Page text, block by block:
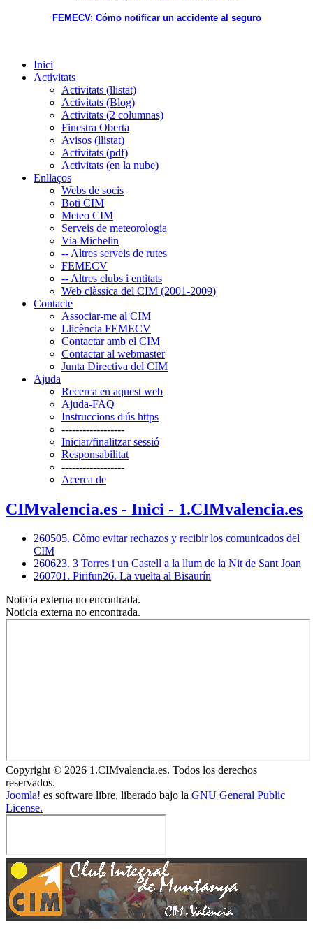
FEMECV: Cómo notificar un accidente al seguro
Inici
Activitats
Activitats (llistat)
Activitats (Blog)
Activitats (2 columnas)
Finestra Oberta
Avisos (llistat)
Activitats (pdf)
Activitats (en la nube)
Enllaços
Webs de socis
Boti CIM
Meteo CIM
Serveis de meteorologia
Via Michelin
-- Altres serveis de rutes
FEMECV
-- Altres clubs i entitats
Web clàssica del CIM (2001-2009)
Contacte
Associar-me al CIM
Llicència FEMECV
Contactar amb el CIM
Contactar al webmaster
Junta Directiva del CIM
Ajuda
Recerca en aquest web
Ajuda-FAQ
Instruccions d'ús https
------------------
Iniciar/finalitzar sessió
Responsabilitat
------------------
Acerca de
CIMvalencia.es - Inici - 1.CIMvalencia.es
260505. Cómo evitar rechazos y recibir los comunicados del
CIM
260623. 3 Torres i un Castell a la llum de la Nit de Sant Joan
260701. Pirifun26. La vuelta al Bisaurín
Noticia externa no encontrada.
Noticia externa no encontrada.
Copyright © 2026 1.CIMvalencia.es. Todos los derechos
reservados.
Joomla! es software libre, liberado bajo la GNU General Public
License.